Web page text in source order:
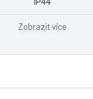
IP44
Zobrazit více